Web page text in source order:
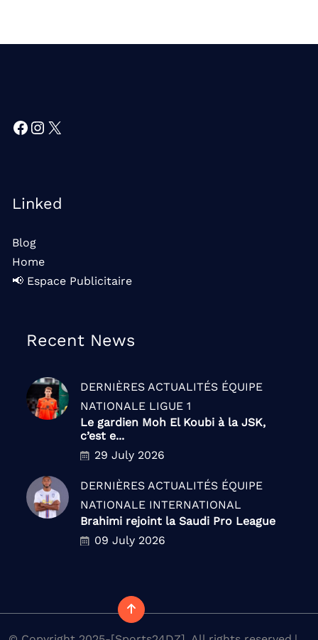
Facebook
Instagram
X
Linked
Blog
Home
📢 Espace Publicitaire
Recent News
DERNIÈRES ACTUALITÉS ÉQUIPE
NATIONALE LIGUE 1
Le gardien Moh El Koubi à la JSK,
c’est e...
29 July 2026
DERNIÈRES ACTUALITÉS ÉQUIPE
NATIONALE INTERNATIONAL
Brahimi rejoint la Saudi Pro League
09 July 2026